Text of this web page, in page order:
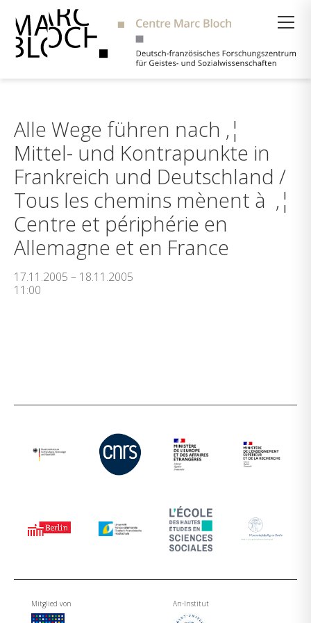
Alle Wege führen nach ‚¦
Mittel- und Kontrapunkte in
Frankreich und Deutschland /
Tous les chemins mènent à ‚¦
Centre et périphérie en
Allemagne et en France
17.11.2005 – 18.11.2005
11:00
Mitglied von An-Institut